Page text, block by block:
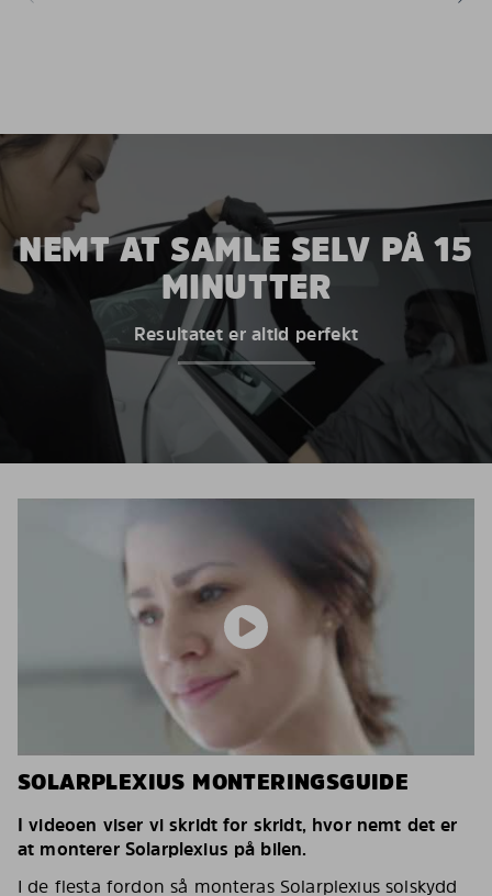
NEMT AT SAMLE SELV PÅ 15
MINUTTER
Resultatet er altid perfekt
SOLARPLEXIUS MONTERINGSGUIDE
I videoen viser vi skridt for skridt, hvor nemt det er
at monterer Solarplexius på bilen.
I de flesta fordon så monteras Solarplexius solskydd